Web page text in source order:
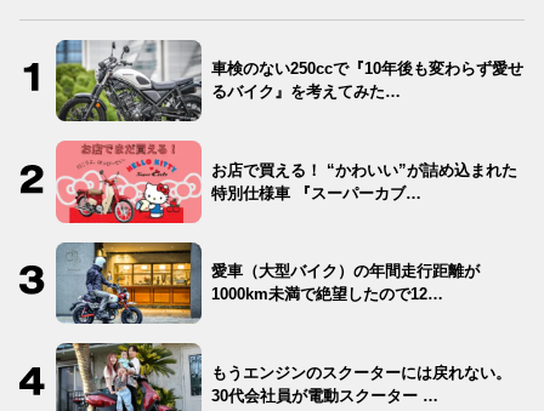
車検のない250ccで『10年後も変わらず愛せ
るバイク』を考えてみた…
お店で買える！ “かわいい”が詰め込まれた
特別仕様車 『スーパーカブ…
愛車（大型バイク）の年間走行距離が
1000km未満で絶望したので12…
もうエンジンのスクーターには戻れない。
30代会社員が電動スクーター …